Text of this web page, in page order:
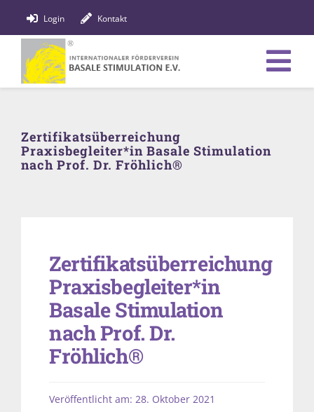
Inhalt
springen
Login Kontakt
Bildung
Zertifikatsüberreichung
Praxisbegleiter*in Basale Stimulation
nach Prof. Dr. Fröhlich®
Zertifikatsüberreichung
Praxisbegleiter*in
Basale Stimulation
nach Prof. Dr.
Fröhlich®
Veröffentlicht am: 28. Oktober 2021